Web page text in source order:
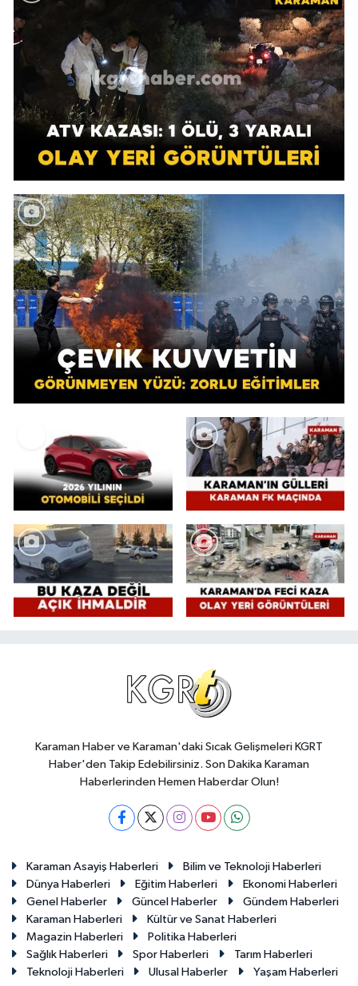
Karaman Haber ve Karaman'daki Sıcak Gelişmeleri KGRT
Haber'den Takip Edebilirsiniz. Son Dakika Karaman
Haberlerinden Hemen Haberdar Olun!
Karaman Asayiş Haberleri
Bilim ve Teknoloji Haberleri
Dünya Haberleri
Eğitim Haberleri
Ekonomi Haberleri
Genel Haberler
Güncel Haberler
Gündem Haberleri
Karaman Haberleri
Kültür ve Sanat Haberleri
Magazin Haberleri
Politika Haberleri
Sağlık Haberleri
Spor Haberleri
Tarım Haberleri
Teknoloji Haberleri
Ulusal Haberler Yaşam Haberleri